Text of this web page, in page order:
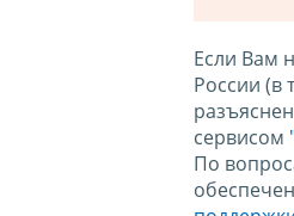
Если Вам
России (в
сервисом
По